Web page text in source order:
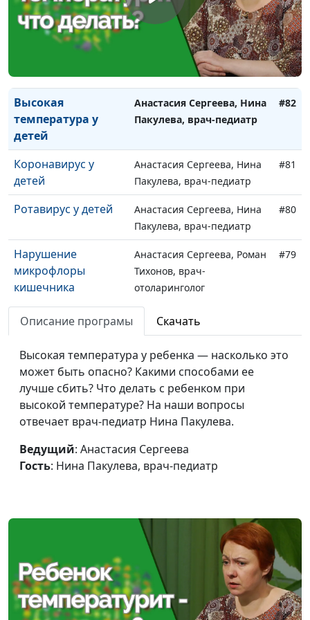
здоровье
школьника?
Пакулева, врач-педиатр
детском саду
Анастасия Сергеева, Нина
Пакулева, врач-педиатр
#83
Высокая
температура у
детей
Анастасия Сергеева, Нина
Пакулева, врач-педиатр
#82
Коронавирус у
детей
Анастасия Сергеева, Нина
Пакулева, врач-педиатр
#81
Ротавирус у детей
Анастасия Сергеева, Нина
Пакулева, врач-педиатр
#80
Нарушение
микрофлоры
кишечника
Анастасия Сергеева, Роман
Тихонов, врач-
отоларинголог
#79
Серная пробка как
причина плохого
слуха
Анастасия Сергеева, Роман
Тихонов, врач-
отоларинголог
Как избавиться от
боли в ухе?
Анастасия Сергеева, Роман
Тихонов, врач-
отоларинголог
выясняем причину
Тихонов, врач-
отоларинголог
Тихонов, врач-
отоларинголог
Как сохранить
здоровье носа?
Анастасия Сергеева, Роман
Тихонов, врач-
отоларинголог
#74
Описание програмы Скачать
Высокая температура у ребенка — насколько это
может быть опасно? Какими способами ее
лучше сбить? Что делать с ребенком при
высокой температуре? На наши вопросы
отвечает врач-педиатр Нина Пакулева.
Ведущий: Анастасия Сергеева
Гость: Нина Пакулева, врач-педиатр